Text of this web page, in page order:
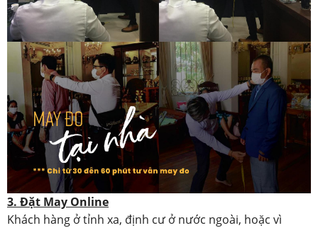
3. Đặt May Online
Khách hàng ở tỉnh xa, định cư ở nước ngoài, hoặc vì